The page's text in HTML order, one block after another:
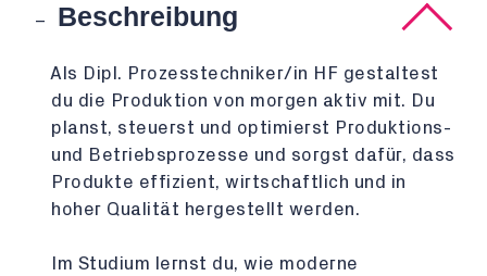
Beschreibung
Als Dipl. Prozesstechniker/in HF gestaltest
du die Produktion von morgen aktiv mit. Du
planst, steuerst und optimierst Produktions-
und Betriebsprozesse und sorgst dafür, dass
Produkte effizient, wirtschaftlich und in
hoher Qualität hergestellt werden.
Im Studium lernst du, wie moderne